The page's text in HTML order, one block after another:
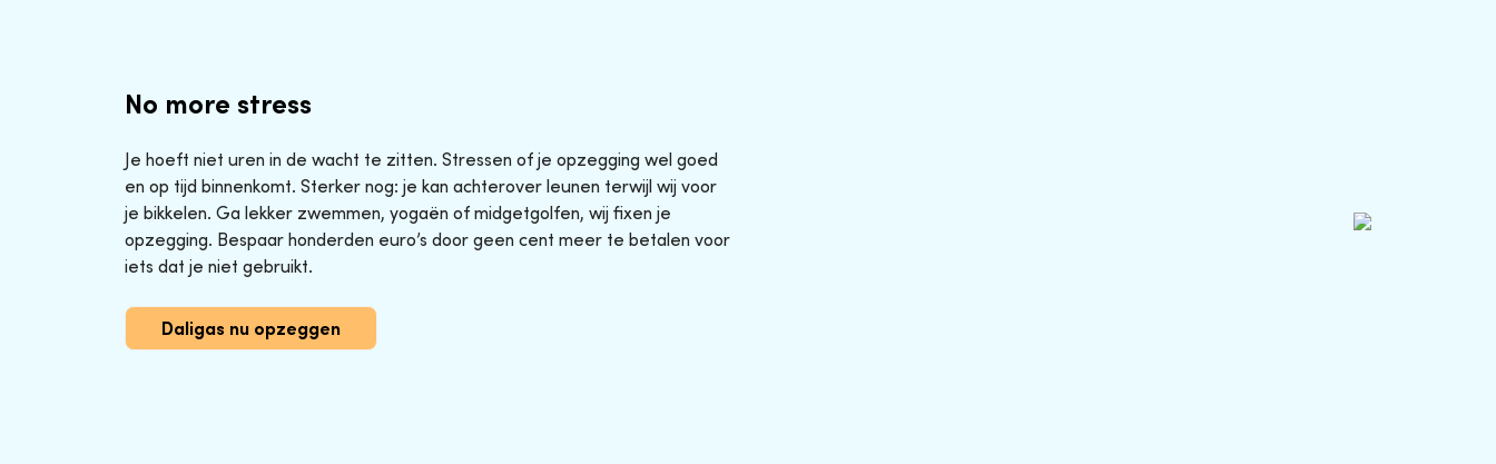
No more stress
Je hoeft niet uren in de wacht te zitten. Stressen of je opzegging wel goed
en op tijd binnenkomt. Sterker nog: je kan achterover leunen terwijl wij voor
je bikkelen. Ga lekker zwemmen, yogaën of midgetgolfen, wij fixen je
opzegging. Bespaar honderden euro’s door geen cent meer te betalen voor
iets dat je niet gebruikt.
Daligas nu opzeggen